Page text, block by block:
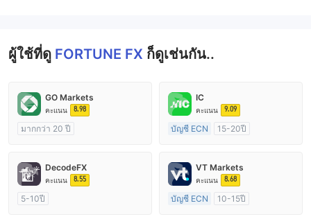
ผู้ใช้ที่ดู FORTUNE FX ก็ดูเช่นกัน..
GO Markets
คะแนน 8.98
มากกว่า 20 ปี
cTrader
IC
คะแนน 9.09
บัญชี ECN
15-20ปี
ใบอนุญาต MT4 แบบเต็ม
DecodeFX
คะแนน 8.55
5-10ปี
VT Markets
คะแนน 8.68
บัญชี ECN
10-15ปี